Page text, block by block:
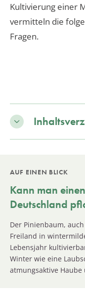
Kultivierung einer
vermitteln die
Fragen.
AUF EINEN BLICK
Kann man
Deutschland
Der Pinienbaum,
Freiland in
Lebensjahr
Winter wie eine
atmungsaktive